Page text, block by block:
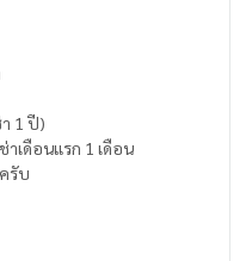
าเช่า 1 ปี)
เดือนแรก 1 เดือน
รับ